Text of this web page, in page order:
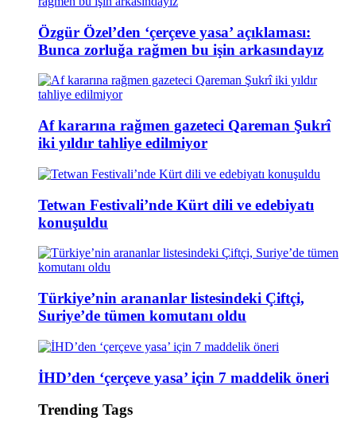
Özgür Özel’den ‘çerçeve yasa’ açıklaması:
Bunca zorluğa rağmen bu işin arkasındayız
Af kararına rağmen gazeteci Qareman Şukrî
iki yıldır tahliye edilmiyor
Tetwan Festivali’nde Kürt dili ve edebiyatı
konuşuldu
Türkiye’nin arananlar listesindeki Çiftçi,
Suriye’de tümen komutanı oldu
İHD’den ‘çerçeve yasa’ için 7 maddelik öneri
Trending Tags